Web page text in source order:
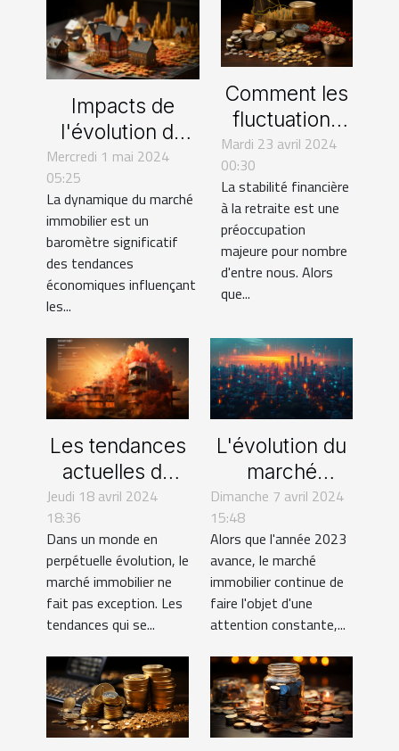
Impacts de
l'évolution du
marché
immobilier sur
les
investissements
personnels
Mercredi 1 mai 2024
05:25
La dynamique du marché
immobilier est un
baromètre significatif
des tendances
économiques influençant
les...
Comment les
fluctuations
du marché
immobilier
influencent
votre épargne
retraite
Mardi 23 avril 2024
00:30
La stabilité financière
à la retraite est une
préoccupation
majeure pour nombre
d'entre nous. Alors
que...
Les tendances
actuelles du
marché
immobilier et
leur impact sur
les
copropriétés
Jeudi 18 avril 2024
18:36
Dans un monde en
perpétuelle évolution, le
marché immobilier ne
fait pas exception. Les
tendances qui se...
L'évolution du
marché
immobilier en
tendances et
prévisions
Dimanche 7 avril 2024
15:48
Alors que l'année 2023
avance, le marché
immobilier continue de
faire l'objet d'une
attention constante,...